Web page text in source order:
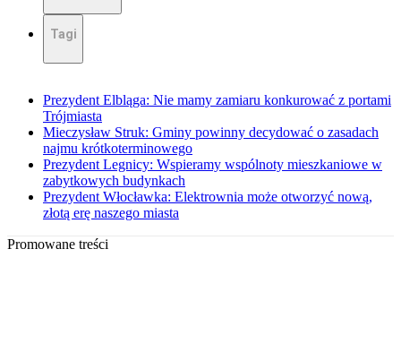
Tagi
Prezydent Elbląga: Nie mamy zamiaru konkurować z portami
Trójmiasta
Mieczysław Struk: Gminy powinny decydować o zasadach
najmu krótkoterminowego
Prezydent Legnicy: Wspieramy wspólnoty mieszkaniowe w
zabytkowych budynkach
Prezydent Włocławka: Elektrownia może otworzyć nową,
złotą erę naszego miasta
Promowane treści